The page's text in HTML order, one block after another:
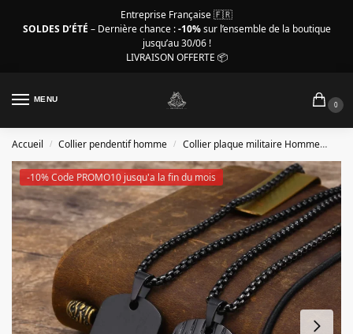
Entreprise Française 🇫🇷
SOLDES D’ÉTÉ – Dernière chance :-10%sur l’ensemble de la boutique
jusqu’au 30/06 !
LIVRAISON OFFERTE 📦
MENU
0
Accueil / Collier pendentif homme / Collier plaque militaire Homme
-10% Code PROMO10 jusqu'a la fin du mois